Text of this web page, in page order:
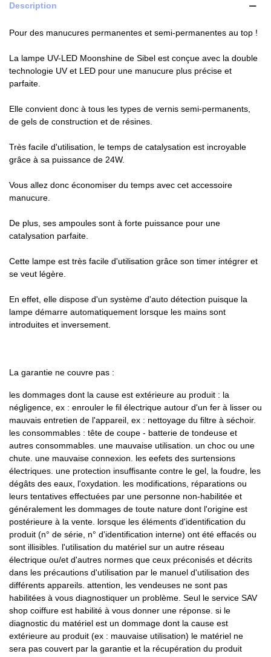
Description
Pour des manucures permanentes et semi-permanentes au top !
La lampe UV-LED Moonshine de Sibel est conçue avec la double
technologie UV et LED pour une manucure plus précise et
parfaite.
Elle convient donc à tous les types de vernis semi-permanents,
de gels de construction et de résines.
Très facile d'utilisation, le temps de catalysation est incroyable
grâce à sa puissance de 24W.
Vous allez donc économiser du temps avec cet accessoire
manucure.
De plus, ses ampoules sont à forte puissance pour une
catalysation parfaite.
Cette lampe est très facile d'utilisation grâce son timer intégrer et
se veut légère.
En effet, elle dispose d'un système d'auto détection puisque la
lampe démarre automatiquement lorsque les mains sont
introduites et inversement.
La garantie ne couvre pas :
les dommages dont la cause est extérieure au produit : la
négligence, ex : enrouler le fil électrique autour d'un fer à lisser ou
mauvais entretien de l'appareil, ex : nettoyage du filtre à séchoir.
les consommables : tête de coupe - batterie de tondeuse et
autres consommables. une mauvaise utilisation. un choc ou une
chute. une mauvaise connexion. les eefets des surtensions
électriques. une protection insuffisante contre le gel, la foudre, les
dégâts des eaux, l'oxydation. les modifications, réparations ou
leurs tentatives effectuées par une personne non-habilitée et
généralement les dommages de toute nature dont l'origine est
postérieure à la vente. lorsque les éléments d'identification du
produit (n° de série, n° d'identification interne) ont été effacés ou
sont illisibles. l'utilisation du matériel sur un autre réseau
électrique ou/et d'autres normes que ceux préconisés et décrits
dans les précautions d'utilisation par le manuel d'utilisation des
différents appareils. attention, les vendeuses ne sont pas
habilitées à vous diagnostiquer un problème. Seul le service SAV
shop coiffure est habilité à vous donner une réponse. si le
diagnostic du matériel est un dommage dont la cause est
extérieure au produit (ex : mauvaise utilisation) le matériel ne
sera pas couvert par la garantie et la récupération du produit